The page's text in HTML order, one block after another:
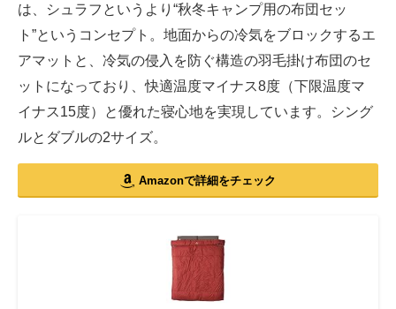
は、シュラフというより“秋冬キャンプ用の布団セッ
ト”というコンセプト。地面からの冷気をブロックするエ
アマットと、冷気の侵入を防ぐ構造の羽毛掛け布団のセ
ットになっており、快適温度マイナス8度（下限温度マ
イナス15度）と優れた寝心地を実現しています。シング
ルとダブルの2サイズ。
Amazonで詳細をチェック